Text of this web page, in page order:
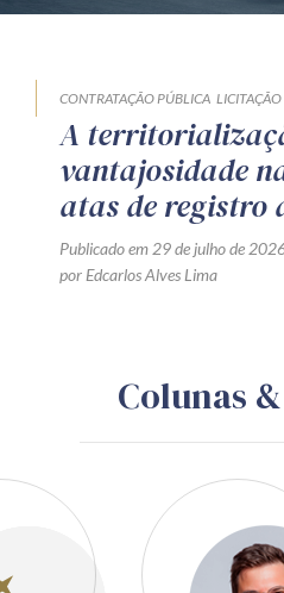
CONTRATAÇÃO PÚBLICA LICITAÇÃO
A
vantajosidade
atas de registro
Publicado em 29 de julho de
por Edcarlos Alves Lima
Colunas